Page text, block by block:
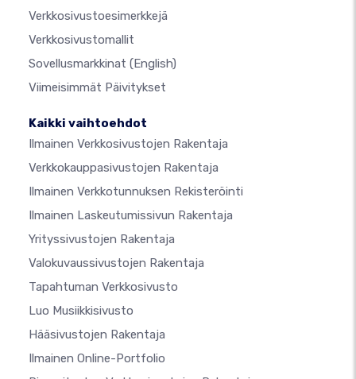
Verkkosivustoesimerkkejä
Verkkosivustomallit
Sovellusmarkkinat (English)
Viimeisimmät Päivitykset
Kaikki vaihtoehdot
Ilmainen Verkkosivustojen Rakentaja
Verkkokauppasivustojen Rakentaja
Ilmainen Verkkotunnuksen Rekisteröinti
Ilmainen Laskeutumissivun Rakentaja
Yrityssivustojen Rakentaja
Valokuvaussivustojen Rakentaja
Tapahtuman Verkkosivusto
Luo Musiikkisivusto
Hääsivustojen Rakentaja
Ilmainen Online-Portfolio